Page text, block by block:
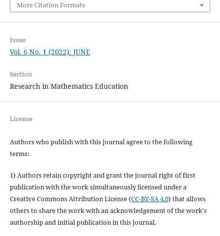
More Citation Formats
Issue
Vol. 6 No. 1 (2022): JUNE
Section
Research in Mathematics Education
License
Authors who publish with this journal agree to the following
terms:
1) Authors retain copyright and grant the journal right of first
publication with the work simultaneously licensed under a
Creative Commons Attribution License (CC-BY-SA 4.0) that allows
others to share the work with an acknowledgement of the work's
authorship and initial publication in this journal.